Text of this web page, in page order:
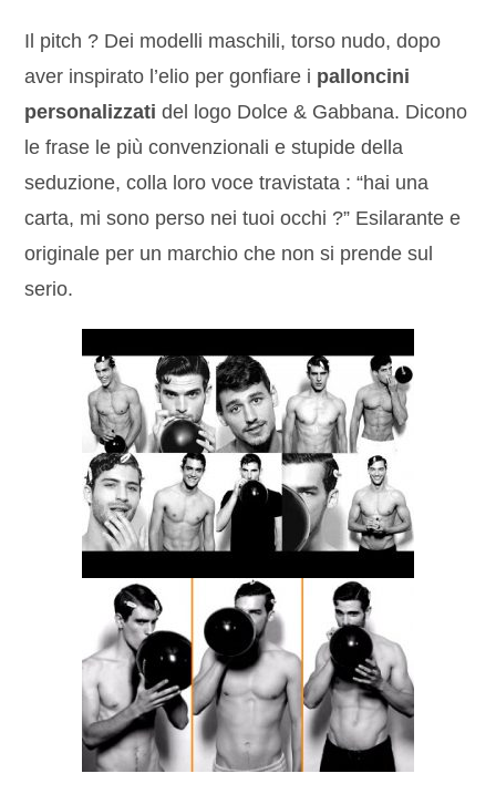
Il pitch ? Dei modelli maschili, torso nudo, dopo
aver inspirato l’elio per gonfiare i palloncini
personalizzati del logo Dolce & Gabbana. Dicono
le frase le più convenzionali e stupide della
seduzione, colla loro voce travistata : “hai una
carta, mi sono perso nei tuoi occhi ?” Esilarante e
originale per un marchio che non si prende sul
serio.